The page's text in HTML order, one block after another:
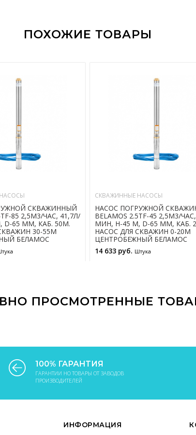
ПОХОЖИЕ ТОВАРЫ
СКВАЖИННЫЙ
85 2,5М3/ЧАС, 41,7Л/
D-65 ММ, КАБ. 50М.
30-55М
БЕЛАМОС
СКВАЖИННЫЕ НАСОСЫ
НАСОС ПОГРУЖНОЙ
BELAMOS 2.5TF-45 2,5М3/
МИН, Н-45 М, D-65 ММ, КАБ.
НАСОС ДЛЯ СКВАЖИН 0-20М
ЦЕНТРОБЕЖНЫЙ БЕЛАМОС
14 633 руб. Штука
ПРОСМОТРЕННЫЕ
100% ГАРАНТИЯ
ГАРАНТИИ НО ТОВАРЫ ОТ ЗАВОДОВ
ПРОИЗВОДИТЕЛЕЙ
ИНФОРМАЦИЯ